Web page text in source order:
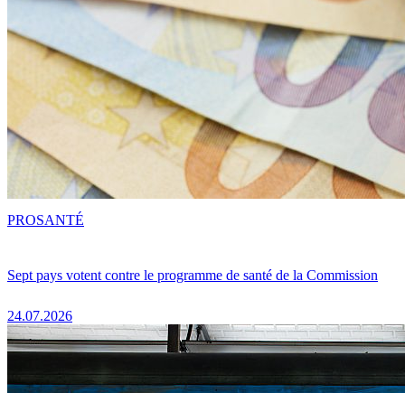
Sept pays votent contre le programme de santé de la Commission
24.07.2026
PROSANTÉ